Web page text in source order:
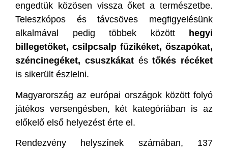
engedtük közösen vissza őket a természetbe.
Teleszkópos és távcsöves megfigyelésünk
alkalmával pedig többek között
hegyi
billegetőket, csilpcsalp füzikéket, őszapókat,
széncinegéket, csuszkákat éstőkés récéket
is sikerült észlelni.
Magyarország az európai országok között folyó
játékos versengésben, két kategóriában is az
előkelő első helyezést érte el.
Rendezvény helyszínek számában, 137